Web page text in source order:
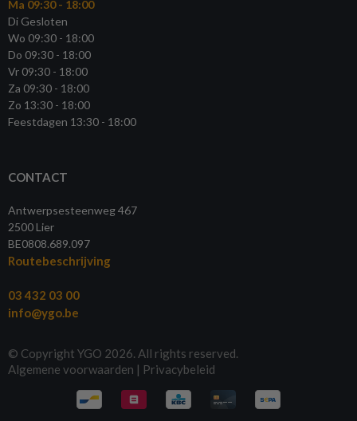
Ma 09:30 - 18:00
Di Gesloten
Wo 09:30 - 18:00
Do 09:30 - 18:00
Vr 09:30 - 18:00
Za 09:30 - 18:00
Zo 13:30 - 18:00
Feestdagen 13:30 - 18:00
CONTACT
Antwerpsesteenweg 467
2500 Lier
BE0808.689.097
Routebeschrijving
03 432 03 00
info@ygo.be
© Copyright YGO 2026. All rights reserved.
Algemene voorwaarden | Privacybeleid